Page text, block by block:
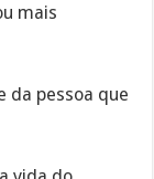
mais
da pessoa que